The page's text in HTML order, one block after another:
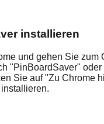
installieren
und gehen Sie zum
"PinBoardSaver"
Sie auf "Zu Chrome